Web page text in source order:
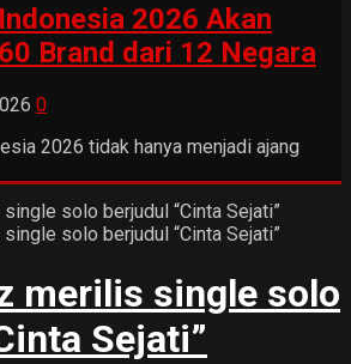
2026 Akan
Brand dari 12 Negara
0
2026 tidak hanya menjadi ajang
merilis single solo
Sejati”